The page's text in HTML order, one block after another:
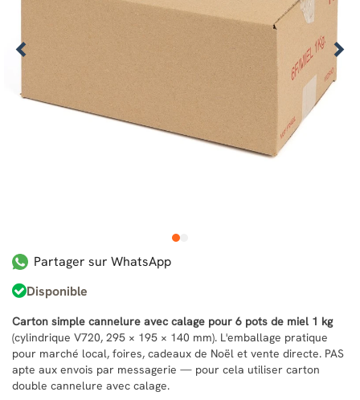
1
Partager sur WhatsApp
Disponible
Carton simple cannelure avec calage pour 6 pots de miel 1 kg
(cylindrique V720, 295 × 195 × 140 mm). L'emballage pratique
pour marché local, foires, cadeaux de Noël et vente directe. PAS
apte aux envois par messagerie — pour cela utiliser carton
double cannelure avec calage.